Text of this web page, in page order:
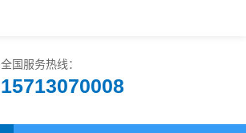
全国服务热线：
15713070008